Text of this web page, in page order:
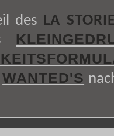
des LA
WANTED'S